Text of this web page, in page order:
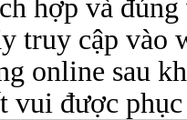
hợp và
truy cập vào
online sau
vui được